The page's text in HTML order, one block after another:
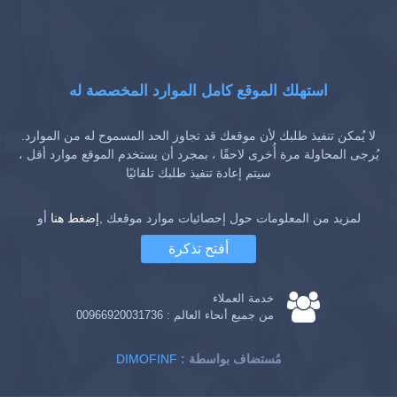
استهلك الموقع كامل الموارد المخصصة له
لا يُمكن تنفيذ طلبك لأن موقعك قد تجاوز الحد المسموح له من الموارد.
يُرجى المحاولة مرة أُخرى لاحقًا ، بمجرد أن يستخدم الموقع موارد أقل ،
سيتم إعادة تنفيذ طلبك تلقائيًا
لمزيد من المعلومات حول إحصائيات موارد موقعك ,إضغط هنا أو
أفتح تذكرة
خدمة العملاء
من جميع أنحاء العالم : 00966920031736
DIMOFINF : مُستضاف بواسطة